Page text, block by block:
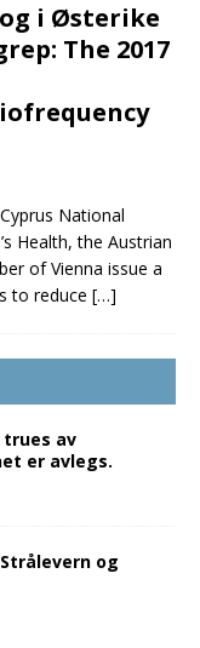
i Østerike
The 2017
National
Health, the Austrian
of Vienna issue a
to reduce […]
trues av
er avlegs.
og